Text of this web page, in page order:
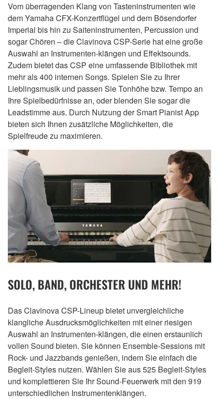
Vom überragenden Klang von Tasteninstrumenten wie
dem Yamaha CFX-Konzertflügel und dem Bösendorfer
Imperial bis hin zu Saiteninstrumenten, Percussion und
sogar Chören – die Clavinova CSP-Serie hat eine große
Auswahl an Instrumenten-klängen und Effektsounds.
Zudem bietet das CSP eine umfassende Bibliothek mit
mehr als 400 internen Songs. Spielen Sie zu Ihrer
Lieblingsmusik und passen Sie Tonhöhe bzw. Tempo an
Ihre Spielbedürfnisse an, oder blenden Sie sogar die
Leadstimme aus. Durch Nutzung der Smart Pianist App
bieten sich Ihnen zusätzliche Möglichkeiten, die
Spielfreude zu maximieren.
SOLO, BAND, ORCHESTER UND MEHR!
Das Clavinova CSP-Lineup bietet unvergleichliche
klangliche Ausdrucksmöglichkeiten mit einer riesigen
Auswahl an Instrumenten-klängen, die einen erstaunlich
vollen Sound bieten. Sie können Ensemble-Sessions mit
Rock- und Jazzbands genießen, indem Sie einfach die
Begleit-Styles nutzen. Wählen Sie aus 525 Begleit-Styles
und komplettieren Sie Ihr Sound-Feuerwerk mit den 919
unterschiedlichen Instrumentenklängen.